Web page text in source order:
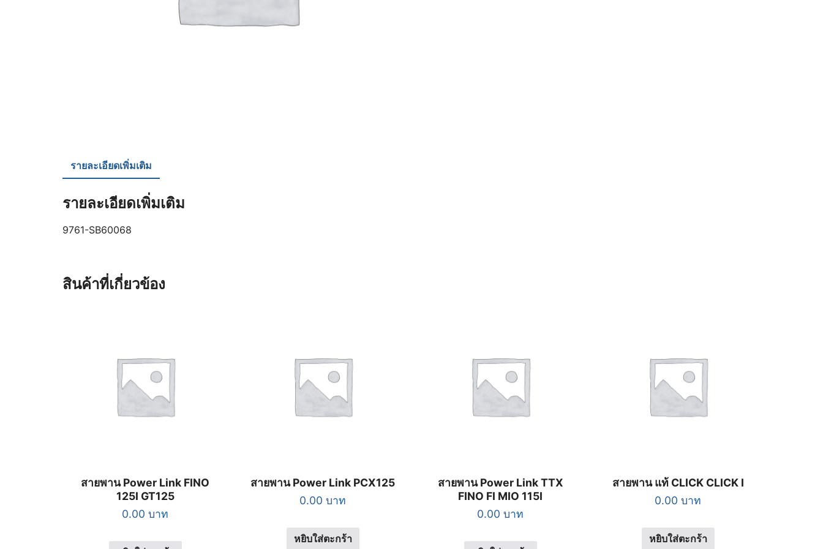
รายละเอียดเพิ่มเติม
รายละเอียดเพิ่มเติม
9761-SB60068
สินค้าที่เกี่ยวข้อง
สายพาน Power Link FINO
125I GT125
0.00 บาท
สายพาน Power Link PCX125
0.00 บาท
หยิบใส่ตะกร้า
สายพาน Power Link TTX
FINO FI MIO 115I
0.00 บาท
สายพาน แท้ CLICK CLICK I
0.00 บาท
หยิบใส่ตะกร้า